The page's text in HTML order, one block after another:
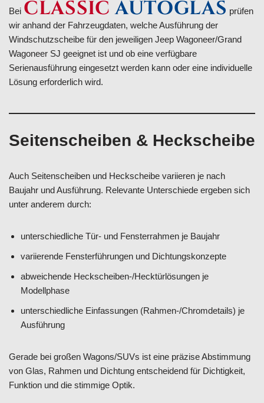
Bei CLASSIC AUTOGLAS prüfen
wir anhand der Fahrzeugdaten, welche Ausführung der
Windschutzscheibe für den jeweiligen Jeep Wagoneer/Grand
Wagoneer SJ geeignet ist und ob eine verfügbare
Serienausführung eingesetzt werden kann oder eine individuelle
Lösung erforderlich wird.
Seitenscheiben & Heckscheibe
Auch Seitenscheiben und Heckscheibe variieren je nach
Baujahr und Ausführung. Relevante Unterschiede ergeben sich
unter anderem durch:
unterschiedliche Tür- und Fensterrahmen je Baujahr
variierende Fensterführungen und Dichtungskonzepte
abweichende Heckscheiben-/Hecktürlösungen je
Modellphase
unterschiedliche Einfassungen (Rahmen-/Chromdetails) je
Ausführung
Gerade bei großen Wagons/SUVs ist eine präzise Abstimmung
von Glas, Rahmen und Dichtung entscheidend für Dichtigkeit,
Funktion und die stimmige Optik.